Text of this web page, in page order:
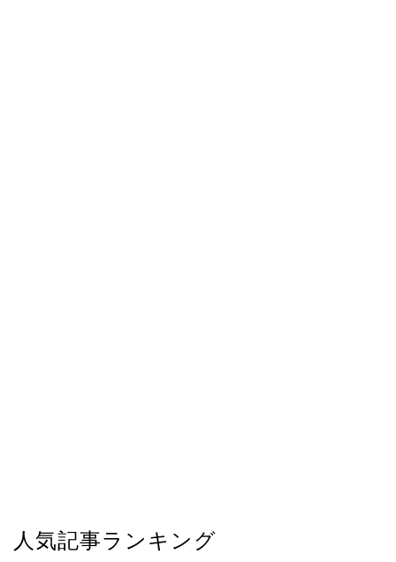
人気記事ランキング